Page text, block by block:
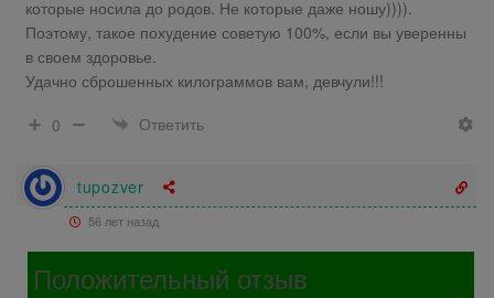
которые носила до родов. Не которые даже ношу)))).
Поэтому, такое похудение советую 100%, если вы уверенны
в своем здоровье.
Удачно сброшенных килограммов вам, девчули!!!
0
Ответить
tupozver
56 лет назад
Положительный отзыв